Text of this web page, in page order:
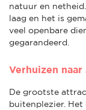
natuur en
laag en het is
veel openbare
gegarandeerd.
Verhuizen
De grootste
buitenplezier. Het